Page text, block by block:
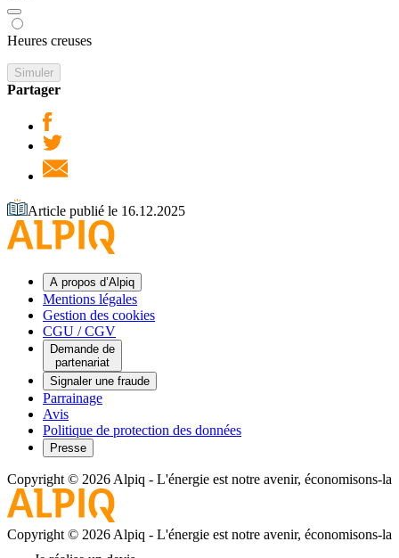
Heures creuses
Simuler
Partager
Article publié le 16.12.2025
A propos d’Alpiq
Mentions légales
Gestion des cookies
CGU / CGV
Demande de
partenariat
Signaler une fraude
Parrainage
Avis
Politique de protection des données
Presse
Copyright © 2026 Alpiq - L'énergie est notre avenir, économisons-la
Copyright © 2026 Alpiq - L'énergie est notre avenir, économisons-la